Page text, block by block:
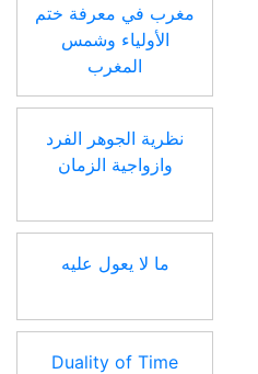
مغرب في معرفة ختم
الأولياء وشمس
المغرب
نظرية الجوهر الفرد
وازواجية الزمان
ما لا يعول عليه
Duality of Time